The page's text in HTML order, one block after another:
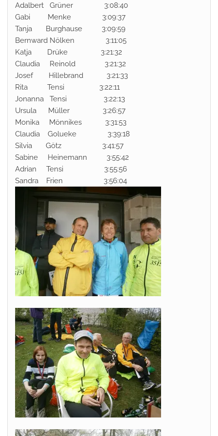
Adalbert Grüner 3:08:40
Gabi Menke 3:09:37
Tanja Burghause 3:09:59
Bernward Nölken 3:11:05
Katja Drüke 3:21:32
Claudia Reinold 3:21:32
Josef Hillebrand 3:21:33
Rita Tensi 3:22:11
Jonanna Tensi 3:22:13
Ursula Müller 3:26:57
Monika Mönnikes 3:31:53
Claudia Golueke 3:39:18
Silvia Götz 3:41:57
Sabine Heinemann 3:55:42
Adrian Tensi 3:55:56
Sandra Frien 3:56:04